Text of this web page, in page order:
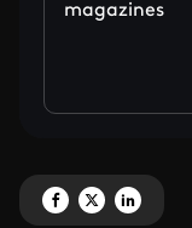
magazines
PartagezPartagezPartagez